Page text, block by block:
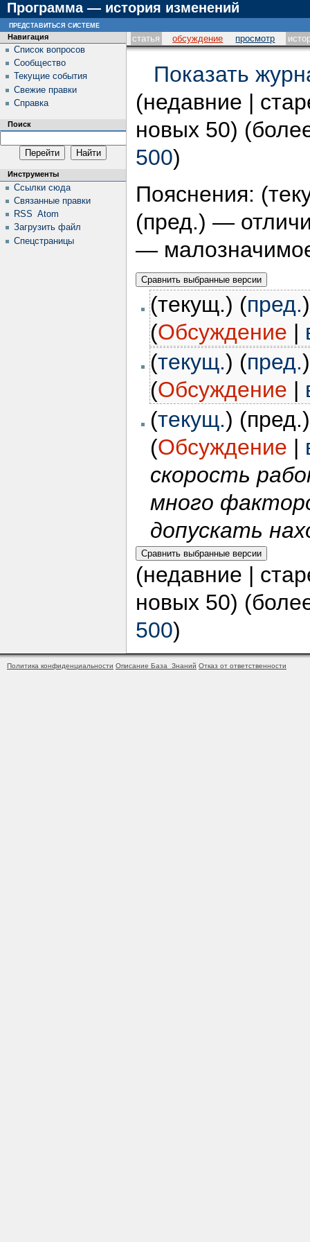
Программа — история изменений
статья обсуждение просмотр
Показать
(недавние |
новых 50)
500)
Пояснения:
(пред.) —
—
(текущ.) (пред.
(Обсуждение |
(текущ.) (пред.
(Обсуждение |
(текущ.)
(Обсуждение |
скорость
много
допускать
(недавние |
новых 50)
500)
Навигация
Список вопросов
Сообщество
Текущие события
Свежие правки
Справка
Поиск
Инструменты
Ссылки сюда
Связанные правки
RSS Atom
Загрузить файл
Спецстраницы
представиться системе
Политика конфиденциальности Описание База_Знаний Отказ от ответственности